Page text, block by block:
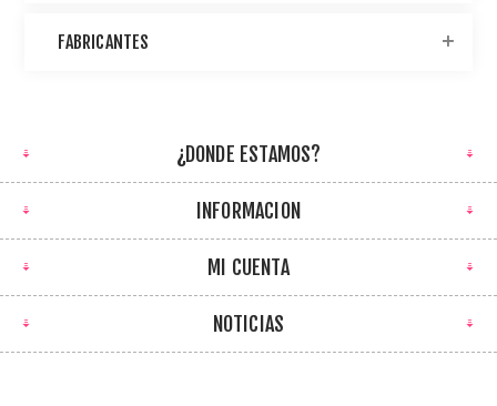
FABRICANTES
¿DONDE ESTAMOS?
INFORMACION
MI CUENTA
NOTICIAS